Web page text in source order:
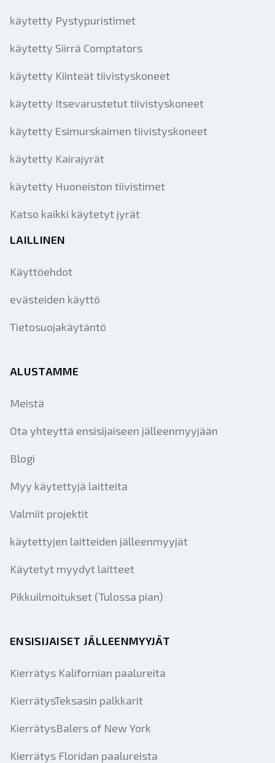
käytetty Pystypuristimet
käytetty Siirrä Comptators
käytetty Kiinteät tiivistyskoneet
käytetty Itsevarustetut tiivistyskoneet
käytetty Esimurskaimen tiivistyskoneet
käytetty Kairajyrät
käytetty Huoneiston tiivistimet
Katso kaikki käytetyt jyrät
LAILLINEN
Käyttöehdot
evästeiden käyttö
Tietosuojakäytäntö
ALUSTAMME
Meistä
Ota yhteyttä ensisijaiseen jälleenmyyjään
Blogi
Myy käytettyjä laitteita
Valmiit projektit
käytettyjen laitteiden jälleenmyyjät
Käytetyt myydyt laitteet
Pikkuilmoitukset (Tulossa pian)
ENSISIJAISET JÄLLEENMYYJÄT
Kierrätys Kalifornian paalureita
KierrätysTeksasin palkkarit
KierrätysBalers of New York
Kierrätys Floridan paalureista